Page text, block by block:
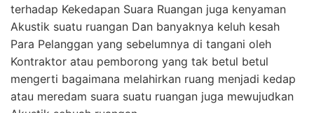
terhadap Kekedapan Suara Ruangan juga kenyaman
Akustik suatu ruangan Dan banyaknya keluh kesah
Para Pelanggan yang sebelumnya di tangani oleh
Kontraktor atau pemborong yang tak betul betul
mengerti bagaimana melahirkan ruang menjadi kedap
atau meredam suara suatu ruangan juga mewujudkan